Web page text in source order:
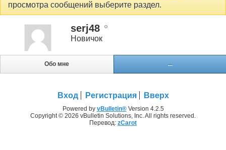
просмотра сообщений выберите раздел.
serj48
Новичок
Обо мне ...
Вход Регистрация Вверх
Powered by vBulletin®Version 4.2.5
Copyright © 2026 vBulletin Solutions, Inc. All rights reserved.
Перевод: zCarot